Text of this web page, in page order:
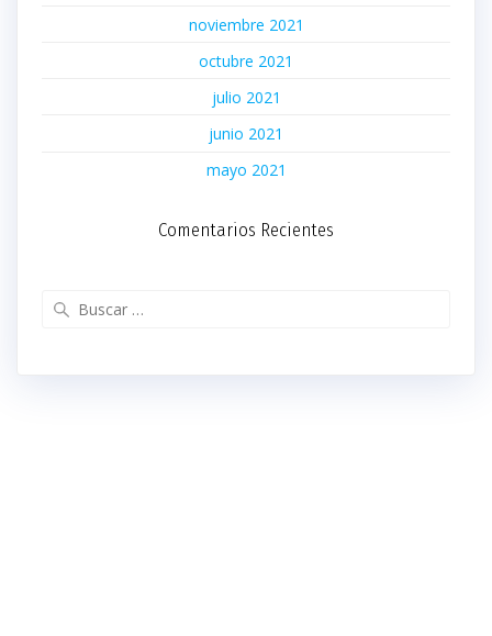
noviembre 2021
octubre 2021
julio 2021
junio 2021
mayo 2021
Comentarios Recientes